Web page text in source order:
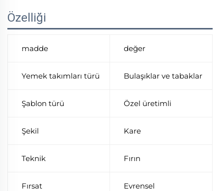
Özelliği
madde değer
Yemek takımları türü Bulaşıklar ve tabaklar
Şablon türü Özel üretimli
Şekil Kare
Teknik Fırın
Fırsat Evrensel